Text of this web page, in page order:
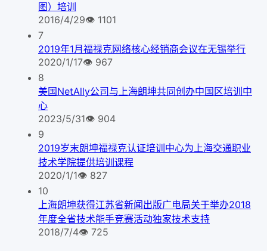
图）培训
2016/4/29👁 1101
7
2019年1月福禄克网络核心经销商会议在无锡举行
2020/1/17👁 967
8
美国NetAlly公司与上海朗坤共同创办中国区培训中
心
2023/5/31👁 904
9
2019岁末朗坤福禄克认证培训中心为上海交通职业
技术学院提供培训课程
2020/1/1👁 827
10
上海朗坤获得江苏省新闻出版广电局关于举办2018
年度全省技术能手竞赛活动独家技术支持
2018/7/4👁 725